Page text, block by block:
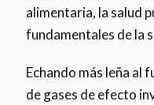
alimentaria, la salud
fundamentales de la
Echando más leña al
de gases de efecto